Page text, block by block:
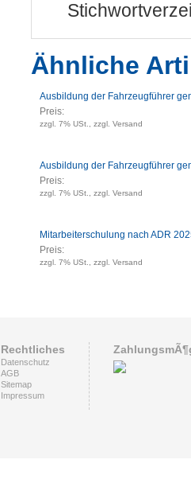
Ähnliche
Ausbildung der Fahrzeugführer
Preis:
zzgl. 7% USt., zzgl. Versand
Ausbildung der Fahrzeugführer
Preis:
zzgl. 7% USt., zzgl. Versand
Mitarbeiterschulung nach ADR
Preis:
zzgl. 7% USt., zzgl. Versand
Rechtliches
Datenschutz
AGB
Sitemap
Impressum